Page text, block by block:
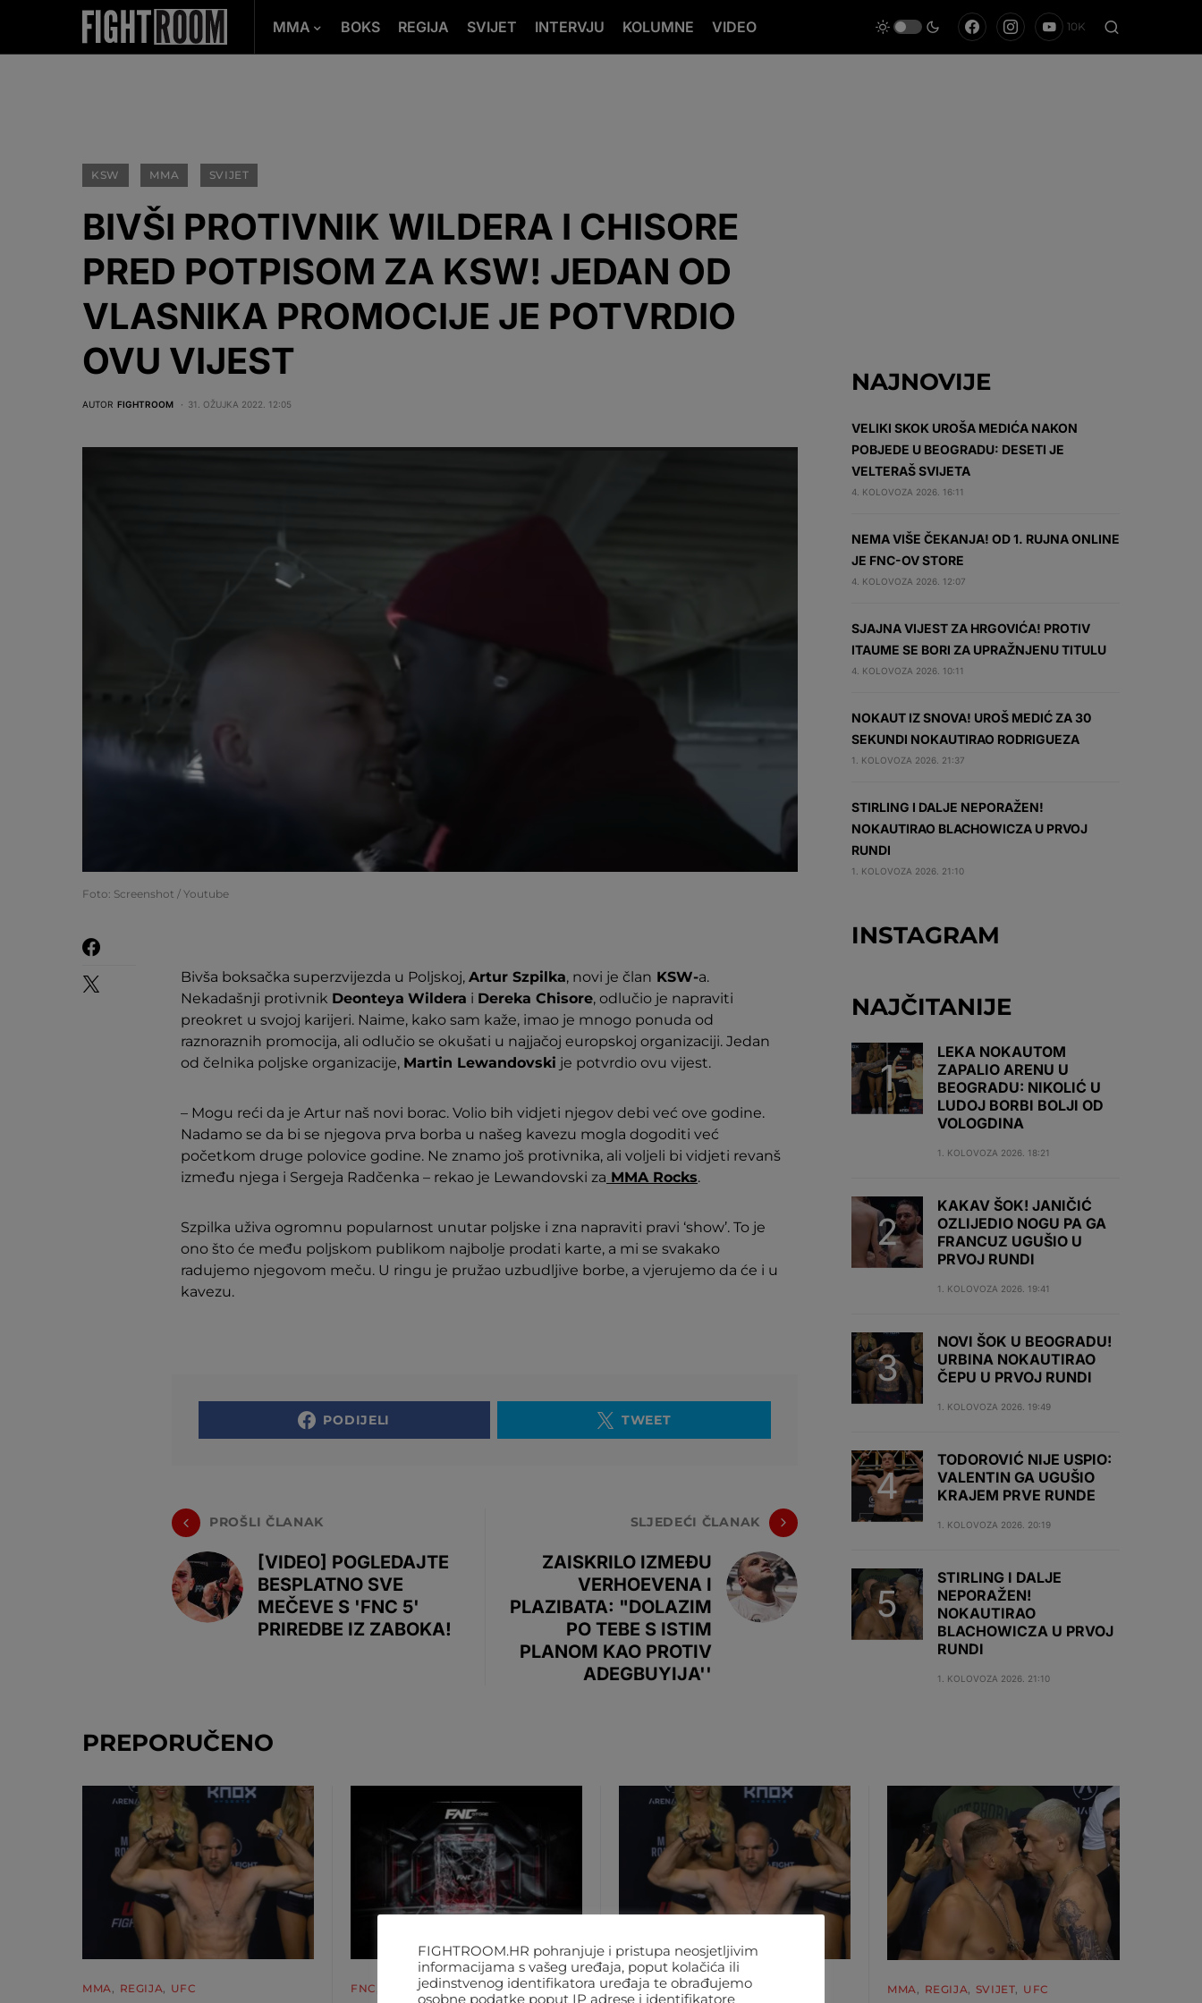
MMA BOKS REGIJA SVIJET INTERVJU KOLUMNE VIDEO 10K
KSW MMA SVIJET
BIVŠI PROTIVNIK WILDERA I CHISORE
PRED POTPISOM ZA KSW! JEDAN OD
VLASNIKA PROMOCIJE JE POTVRDIO
OVU VIJEST
AUTOR FIGHTROOM 31. OŽUJKA 2022. 12:05
Foto: Screenshot / Youtube
Bivša boksačka superzvijezda u Poljskoj, Artur Szpilka, novi je član KSW-a.
Nekadašnji protivnik Deonteya Wildera i Dereka Chisore, odlučio je napraviti
preokret u svojoj karijeri. Naime, kako sam kaže, imao je mnogo ponuda od
raznoraznih promocija, ali odlučio se okušati u najjačoj europskoj organizaciji. Jedan
od čelnika poljske organizacije, Martin Lewandovski je potvrdio ovu vijest.
– Mogu reći da je Artur naš novi borac. Volio bih vidjeti njegov debi već ove godine.
Nadamo se da bi se njegova prva borba u našeg kavezu mogla dogoditi već
početkom druge polovice godine. Ne znamo još protivnika, ali voljeli bi vidjeti revanš
između njega i Sergeja Radčenka – rekao je Lewandovski za MMA Rocks.
Szpilka uživa ogromnu popularnost unutar poljske i zna napraviti pravi ‘show’. To je
ono što će među poljskom publikom najbolje prodati karte, a mi se svakako
radujemo njegovom meču. U ringu je pružao uzbudljive borbe, a vjerujemo da će i u
kavezu.
PODIJELI TWEET
PROŠLI ČLANAK
[VIDEO] POGLEDAJTE
BESPLATNO SVE
MEČEVE S 'FNC 5'
PRIREDBE IZ ZABOKA!
SLJEDEĆI ČLANAK
ZAISKRILO IZMEĐU
VERHOEVENA I
PLAZIBATA: "DOLAZIM
PO TEBE S ISTIM
PLANOM KAO PROTIV
ADEGBUYIJA''
NAJNOVIJE
VELIKI SKOK UROŠA MEDIĆA NAKON
POBJEDE U BEOGRADU: DESETI JE
VELTERAŠ SVIJETA
4. KOLOVOZA 2026. 16:11
NEMA VIŠE ČEKANJA! OD 1. RUJNA ONLINE
JE FNC-OV STORE
4. KOLOVOZA 2026. 12:07
SJAJNA VIJEST ZA HRGOVIĆA! PROTIV
ITAUME SE BORI ZA UPRAŽNJENU TITULU
4. KOLOVOZA 2026. 10:11
NOKAUT IZ SNOVA! UROŠ MEDIĆ ZA 30
SEKUNDI NOKAUTIRAO RODRIGUEZA
1. KOLOVOZA 2026. 21:37
STIRLING I DALJE NEPORAŽEN!
NOKAUTIRAO BLACHOWICZA U PRVOJ
RUNDI
1. KOLOVOZA 2026. 21:10
INSTAGRAM
NAJČITANIJE
LEKA NOKAUTOM
ZAPALIO ARENU U
BEOGRADU: NIKOLIĆ U
LUDOJ BORBI BOLJI OD
VOLOGDINA
1. KOLOVOZA 2026. 18:21
KAKAV ŠOK! JANIČIĆ
OZLIJEDIO NOGU PA GA
FRANCUZ UGUŠIO U
PRVOJ RUNDI
1. KOLOVOZA 2026. 19:41
NOVI ŠOK U BEOGRADU!
URBINA NOKAUTIRAO
ČEPU U PRVOJ RUNDI
1. KOLOVOZA 2026. 19:49
TODOROVIĆ NIJE USPIO:
VALENTIN GA UGUŠIO
KRAJEM PRVE RUNDE
1. KOLOVOZA 2026. 20:19
STIRLING I DALJE
NEPORAŽEN!
NOKAUTIRAO
BLACHOWICZA U PRVOJ
RUNDI
1. KOLOVOZA 2026. 21:10
PREPORUČENO
MMA REGIJA UFC FNC REGIJA SVIJET MMA REGIJA UFC MMA REGIJA SVIJET UFC
FIGHTROOM.HR pohranjuje i pristupa neosjetljivim
informacijama s vašeg uređaja, poput kolačića ili
jedinstvenog identifikatora uređaja te obrađujemo
osobne podatke poput IP adrese i identifikatore